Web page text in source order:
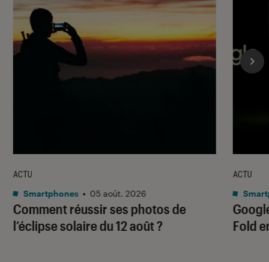
Comment réussir ses photos de
l’éclipse solaire du 12 août ?
ACTU
Smartphones • 05 août. 2026
Fold
ACTU